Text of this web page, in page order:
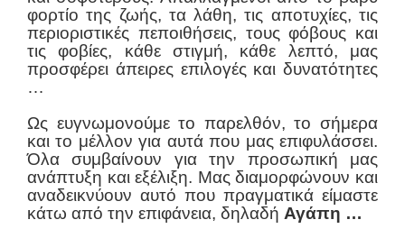
φορτίο της ζωής, τα λάθη, τις αποτυχίες, τις
περιοριστικές πεποιθήσεις, τους φόβους και
τις φοβίες, κάθε στιγμή, κάθε λεπτό, μας
προσφέρει άπειρες επιλογές και δυνατότητες
…
Ως ευγνωμονούμε το παρελθόν, το σήμερα
και το μέλλον για αυτά που μας επιφυλάσσει.
Όλα συμβαίνουν για την προσωπική μας
ανάπτυξη και εξέλιξη. Μας διαμορφώνουν και
αναδεικνύουν αυτό που πραγματικά είμαστε
κάτω από την επιφάνεια, δηλαδή Αγάπη …